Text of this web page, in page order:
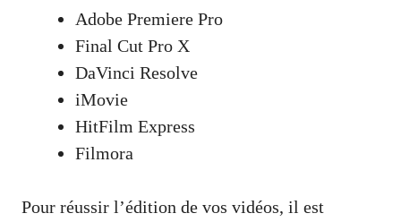
Adobe Premiere Pro
Final Cut Pro X
DaVinci Resolve
iMovie
HitFilm Express
Filmora
Pour réussir l’édition de vos vidéos, il est